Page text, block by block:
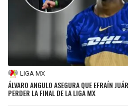
LIGA MX
ÁLVARO ANGULO ASEGURA QUE EFRAÍN
PERDER LA FINAL DE LA LIGA MX